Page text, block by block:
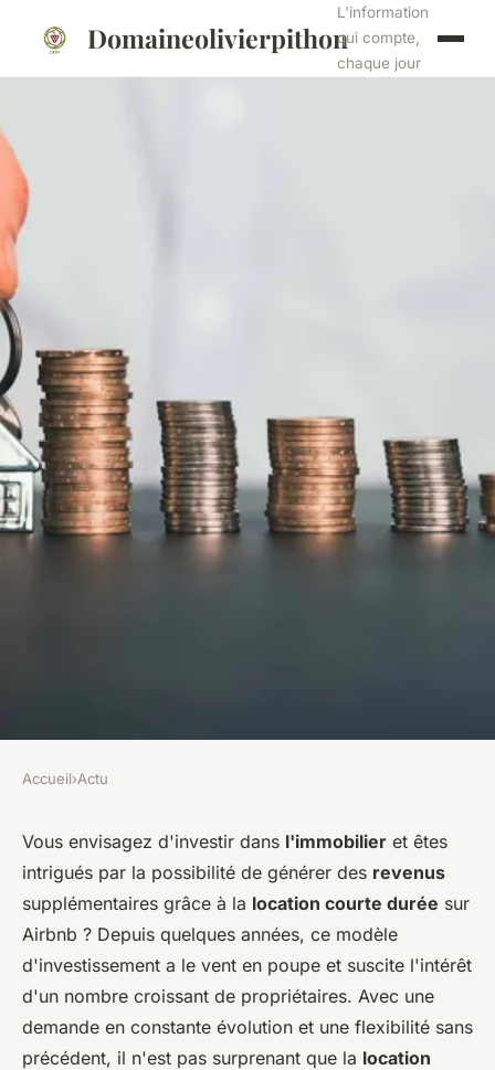
Domaineolivierpithon
L'information
qui compte,
chaque jour
Quels sont les avantages et les
étapes pour investir dans
l'immobilier et louer sur
Airbnb en location courte
durée?
Accueil›Actu
Vous envisagez d'investir dans l'immobilier et êtes
intrigués par la possibilité de générer des revenus
supplémentaires grâce à la location courte durée sur
Airbnb ? Depuis quelques années, ce modèle
d'investissement a le vent en poupe et suscite l'intérêt
d'un nombre croissant de propriétaires. Avec une
demande en constante évolution et une flexibilité sans
précédent, il n'est pas surprenant que la location